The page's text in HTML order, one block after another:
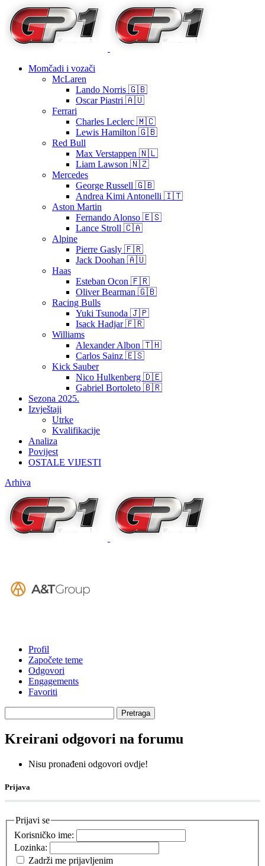
Momčadi i vozači
McLaren
Lando Norris 🇬🇧
Oscar Piastri 🇦🇺
Ferrari
Charles Leclerc 🇲🇨
Lewis Hamilton 🇬🇧
Red Bull
Max Verstappen 🇳🇱
Liam Lawson 🇳🇿
Mercedes
George Russell 🇬🇧
Andrea Kimi Antonelli 🇮🇹
Aston Martin
Fernando Alonso 🇪🇸
Lance Stroll 🇨🇦
Alpine
Pierre Gasly 🇫🇷
Jack Doohan 🇦🇺
Haas
Esteban Ocon 🇫🇷
Oliver Bearman 🇬🇧
Racing Bulls
Yuki Tsunoda 🇯🇵
Isack Hadjar 🇫🇷
Williams
Alexander Albon 🇹🇭
Carlos Sainz 🇪🇸
Kick Sauber
Nico Hulkenberg 🇩🇪
Gabriel Bortoleto 🇧🇷
Sezona 2025.
Izvještaji
Utrke
Kvalifikacije
Analiza
Povijest
OSTALE VIJESTI
Arhiva
Profil
Započete teme
Odgovori
Engagements
Favoriti
replies:
Kreirani odgovori na forumu
Nisu pronađeni odgovori ovdje!
Prijava
Prijavi se
Korisničko ime:
Lozinka:
Zadrži me prijavljenim